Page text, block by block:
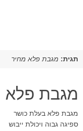
תגית: מגבת פלא מחיר
מגבת פלא
מגבת פלא בעלת כושר
ספיגה גבוה ויכולת ייבוש